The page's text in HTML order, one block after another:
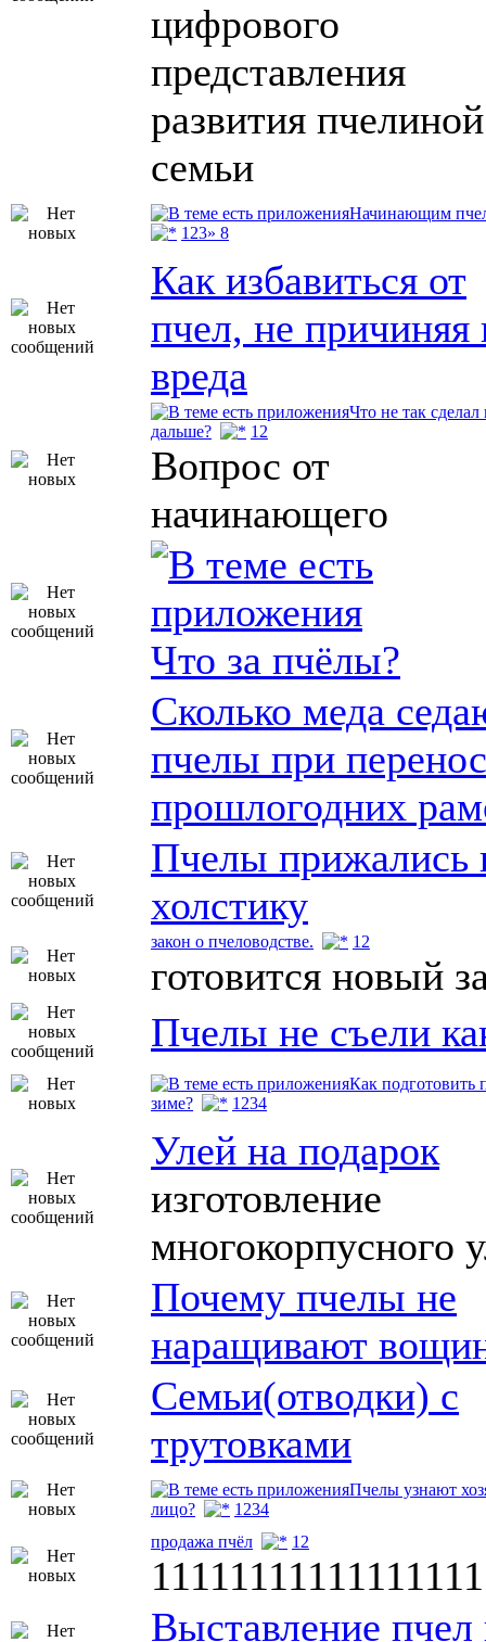
цифрового
представления
развития пчелиной
семьи
Начинающим
1 23» 8
Как избавиться от
пчел, не причиняя
вреда
Что не так
дальше?
1 2
Вопрос от
начинающего
Что за пчёлы?
Сколько меда
пчелы при
прошлогодних
Пчелы прижались
холстику
закон о пчеловодстве. 1 2
готовится новый
Пчелы не съели
Как подготовить
зиме?
1 234
Улей на подарок
изготовление
многокорпусного
Почему пчелы не
наращивают
Семьи(отводки) с
трутовками
Пчелы узнают
лицо?
1 234
продажа пчёл
1 2
Выставление пчел